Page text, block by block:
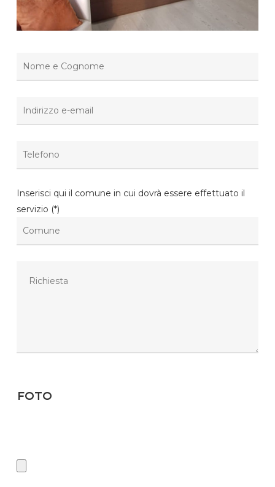
Inserisci qui il comune in cui dovrà essere effettuato il
servizio (*)
Foto